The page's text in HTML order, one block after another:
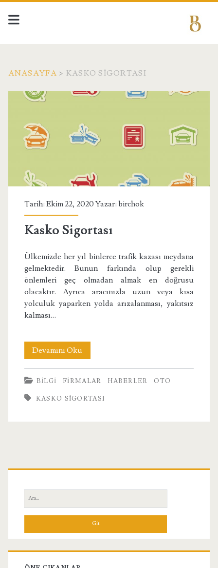
ANASAYFA > KASKO SIGORTASI
Etiket:
<span>Kasko
Sigortası</span>
Tarih: Ekim 22, 2020 Yazar: birchok
Kasko Sigortası
Ülkemizde her yıl binlerce trafik kazası meydana
gelmektedir. Bunun farkında olup gerekli
önlemleri geç olmadan almak en doğrusu
olacaktır. Ayrıca aracınızla uzun veya kısa
yolculuk yaparken yolda arızalanması, yakıtsız
kalması…
Devamını OkuKasko
Sigortası
BILGI FIRMALAR HABERLER OTO
KASKO SIGORTASI
Birincil
Yan
Menü
Ara: